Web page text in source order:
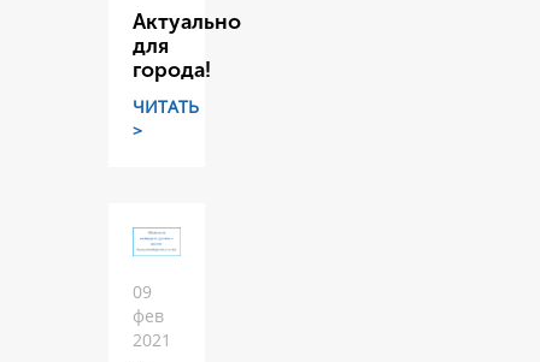
Актуально
для
города!
ЧИТАТЬ
>
09
фев
2021